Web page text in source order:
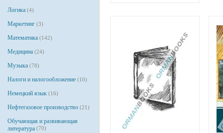
Логика (4)
Маркетинг (3)
Математика (142)
Медицина (24)
Музыка (78)
Налоги и налогообложение (10)
Немецкий язык (16)
Нефтегазовое производство (21)
Обучающая и развивающая
литература (70)